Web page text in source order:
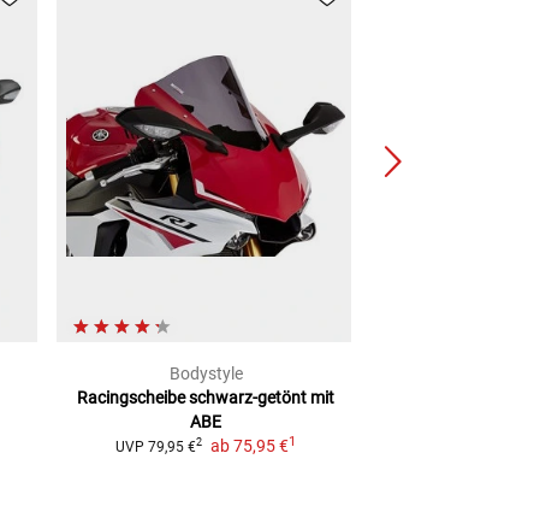
Bodystyle
Racingscheibe schwarz-getönt mit
ABE
UVP 79,95 €2 ab 75,95 €1